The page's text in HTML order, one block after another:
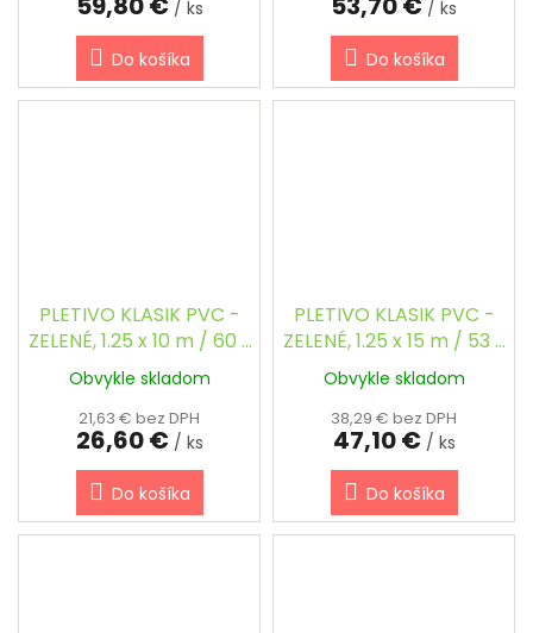
/ ks
Do košíka
/ ks
Do košíka
PLETIVO KLASIK PVC -
ZELENÉ, 1.25 x 10 m / 60 x
60 / 2.5 mm
Obvykle skladom
21,63 € bez DPH
26,60 € / ks
Do košíka
PLETIVO KLASIK PVC -
ZELENÉ, 1.25 x 15 m / 53 x
53 / 2.5 mm
Obvykle skladom
38,29 € bez DPH
47,10 € / ks
Do košíka